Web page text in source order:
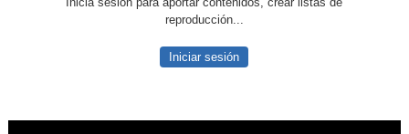
reproducción...
Iniciar sesión